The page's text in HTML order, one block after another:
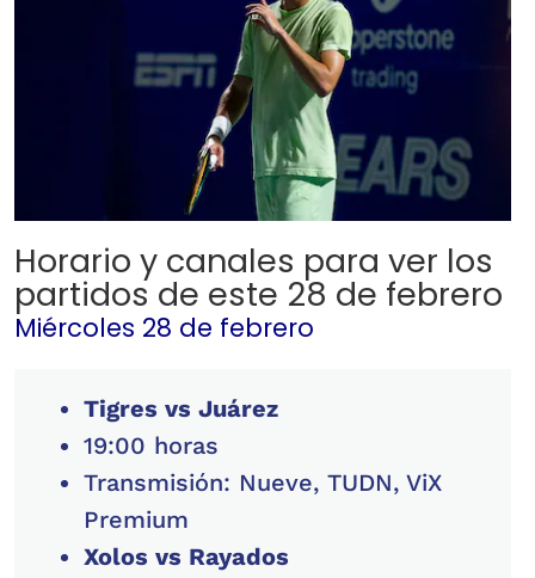
Horario y canales para ver los
partidos de este 28 de febrero
Miércoles 28 de febrero
Tigres vs Juárez
19:00 horas
Transmisión: Nueve, TUDN, ViX
Premium
Xolos vs Rayados